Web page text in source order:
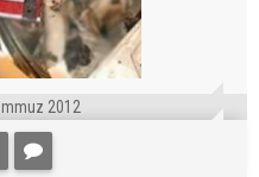
2012